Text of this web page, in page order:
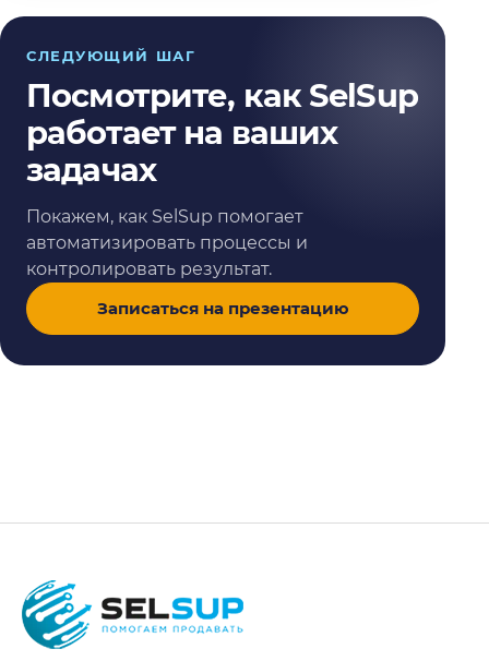
СЛЕДУЮЩИЙ ШАГ
Посмотрите, как SelSup
работает на ваших
задачах
Покажем, как SelSup помогает
автоматизировать процессы и
контролировать результат.
Записаться на презентацию